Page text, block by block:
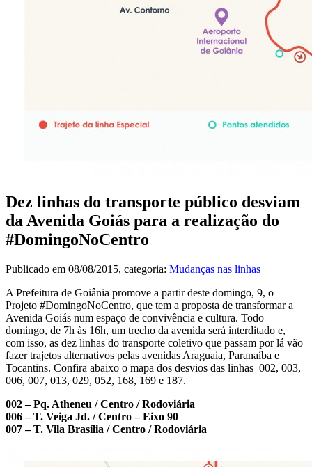
Dez linhas do transporte público desviam
da Avenida Goiás para a realização do
#DomingoNoCentro
Publicado em 08/08/2015, categoria: Mudanças nas linhas
A Prefeitura de Goiânia promove a partir deste domingo, 9, o
Projeto #DomingoNoCentro, que tem a proposta de transformar a
Avenida Goiás num espaço de convivência e cultura. Todo
domingo, de 7h às 16h, um trecho da avenida será interditado e,
com isso, as dez linhas do transporte coletivo que passam por lá vão
fazer trajetos alternativos pelas avenidas Araguaia, Paranaíba e
Tocantins. Confira abaixo o mapa dos desvios das linhas 002, 003,
006, 007, 013, 029, 052, 168, 169 e 187.
002 – Pq. Atheneu / Centro / Rodoviária
006 – T. Veiga Jd. / Centro – Eixo 90
007 – T. Vila Brasília / Centro / Rodoviária